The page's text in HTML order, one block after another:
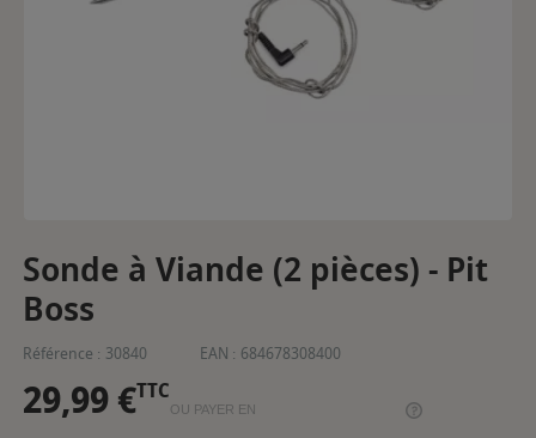
Sonde à Viande (2 pièces) - Pit
Boss
Référence : 30840 EAN : 684678308400
29,99 €TTC
OU PAYER EN